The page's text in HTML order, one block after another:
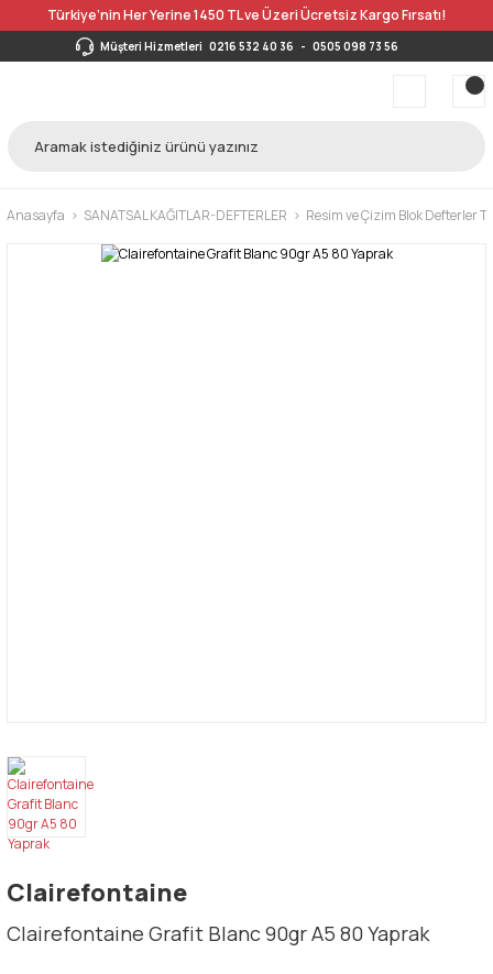
Türkiye’nin Her Yerine 1450 TL ve Üzeri Ücretsiz Kargo Fırsatı!
Müşteri Hizmetleri 0216 532 40 36 - 0505 098 73 56
Anasayfa SANATSAL KAĞITLAR-DEFTERLER Resim ve Çizim Blok Defterler
Clairefontaine
Clairefontaine Grafit Blanc 90gr A5 80 Yaprak